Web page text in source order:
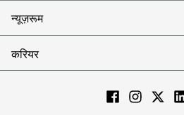
न्यूज़रूम
करियर